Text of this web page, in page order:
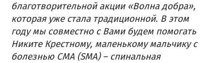
благотворительной акции «Волна добра»,
которая уже стала традиционной. В этом
году мы совместно с Вами будем помогать
Никите Крестному, маленькому мальчику с
болезнью СМА (SMA) – спинальная